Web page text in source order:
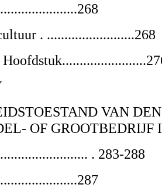
. .........................268
VAN
OF GROOTBEDRIJF
. 283-288